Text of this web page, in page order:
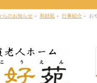
らのお知らせ » 和好苑 » 行事紹介 » お